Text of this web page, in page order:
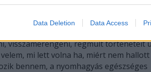
Data Deletion Data Access
fórumot, ami helyet teremt nem zenei
visszamerengeni, régmúlt történeteit
mi lett volna ha, miért nem
bennem, a nyomhagyás egészséges